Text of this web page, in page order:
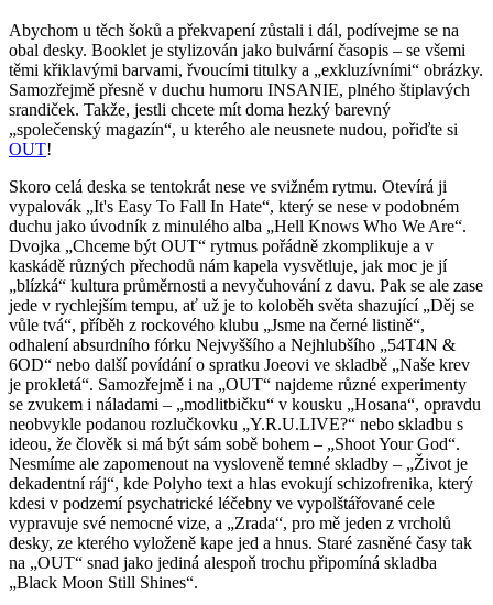
Abychom u těch šoků a překvapení zůstali i dál, podívejme se na
obal desky. Booklet je stylizován jako bulvární časopis – se všemi
těmi křiklavými barvami, řvoucími titulky a „exkluzívními“ obrázky.
Samozřejmě přesně v duchu humoru INSANIE, plného štiplavých
srandiček. Takže, jestli chcete mít doma hezký barevný
„společenský magazín“, u kterého ale neusnete nudou, pořiďte si
OUT!
Skoro celá deska se tentokrát nese ve svižném rytmu. Otevírá ji
vypalovák „It's Easy To Fall In Hate“, který se nese v podobném
duchu jako úvodník z minulého alba „Hell Knows Who We Are“.
Dvojka „Chceme být OUT“ rytmus pořádně zkomplikuje a v
kaskádě různých přechodů nám kapela vysvětluje, jak moc je jí
„blízká“ kultura průměrnosti a nevyčuhování z davu. Pak se ale zase
jede v rychlejším tempu, ať už je to koloběh světa shazující „Děj se
vůle tvá“, příběh z rockového klubu „Jsme na černé listině“,
odhalení absurdního fórku Nejvyššího a Nejhlubšího „54T4N &
6OD“ nebo další povídání o spratku Joeovi ve skladbě „Naše krev
je prokletá“. Samozřejmě i na „OUT“ najdeme různé experimenty
se zvukem i náladami – „modlitbičku“ v kousku „Hosana“, opravdu
neobvykle podanou rozlučkovku „Y.R.U.LIVE?“ nebo skladbu s
ideou, že člověk si má být sám sobě bohem – „Shoot Your God“.
Nesmíme ale zapomenout na vysloveně temné skladby – „Život je
dekadentní ráj“, kde Polyho text a hlas evokují schizofrenika, který
kdesi v podzemí psychatrické léčebny ve vypolštářované cele
vypravuje své nemocné vize, a „Zrada“, pro mě jeden z vrcholů
desky, ze kterého vyloženě kape jed a hnus. Staré zasněné časy tak
na „OUT“ snad jako jediná alespoň trochu připomíná skladba
„Black Moon Still Shines“.